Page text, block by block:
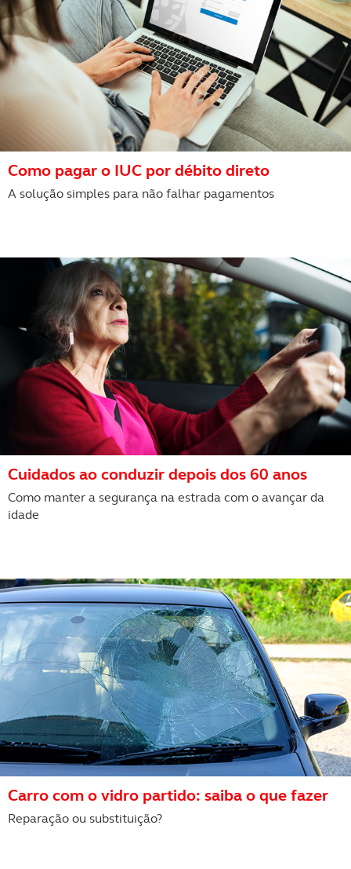
Como pagar o IUC por débito direto
A solução simples para não falhar pagamentos
Cuidados ao conduzir depois dos 60 anos
Como manter a segurança na estrada com o avançar da
idade
Carro com o vidro partido: saiba o que fazer
Reparação ou substituição?